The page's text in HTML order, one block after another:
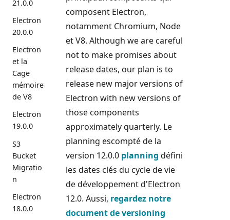
21.0.0
Electron
20.0.0
Electron
et la
Cage
mémoire
de V8
Electron
19.0.0
S3
Bucket
Migratio
n
Electron
18.0.0
composent Electron,
notamment Chromium, Node
et V8. Although we are careful
not to make promises about
release dates, our plan is to
release new major versions of
Electron with new versions of
those components
approximately quarterly. Le
planning escompté de la
version 12.0.0 planning défini
les dates clés du cycle de vie
de développement d'Electron
12.0. Aussi, regardez notre
document de versioning